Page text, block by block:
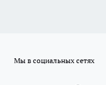
Мы в социальных сетях